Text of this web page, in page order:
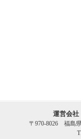
運営会
〒970-8026 福島